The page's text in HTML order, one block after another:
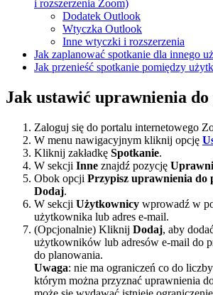
i rozszerzenia Zoom)
Dodatek Outlook
Wtyczka Outlook
Inne wtyczki i rozszerzenia
Jak zaplanować spotkanie dla innego
Jak przenieść spotkanie pomiędzy
Jak ustawić uprawnienia
Zaloguj się do portalu internetowego
W menu nawigacyjnym kliknij opcję
Kliknij zakładkę Spotkanie.
W sekcji Inne znajdź pozycję
Obok opcji Przypisz uprawnienia do
Dodaj.
W sekcji Użytkownicy wprowadź w
użytkownika lub adres e-mail.
(Opcjonalnie) Kliknij Dodaj, aby
użytkowników lub adresów e-mail do
do planowania.
Uwaga: nie ma ograniczeń co do
którym można przyznać uprawnienia